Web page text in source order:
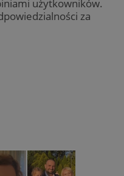
użytkowników.
za